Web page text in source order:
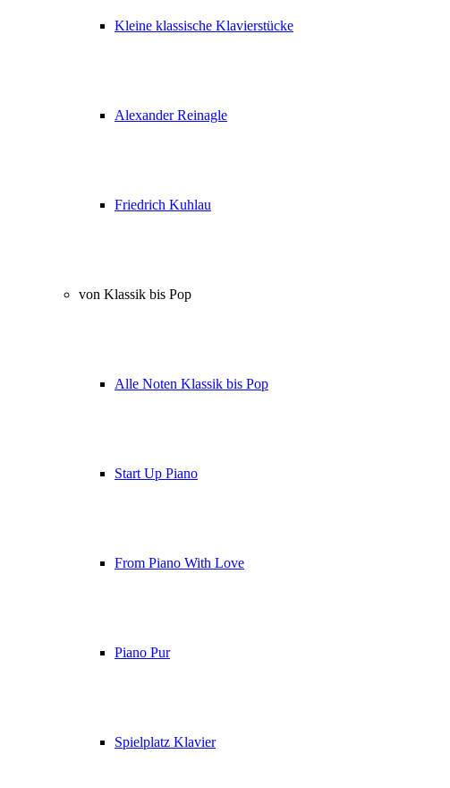
Kleine klassische Klavierstücke
Alexander Reinagle
Friedrich Kuhlau
von Klassik bis Pop
Alle Noten Klassik bis Pop
Start Up Piano
From Piano With Love
Piano Pur
Spielplatz Klavier